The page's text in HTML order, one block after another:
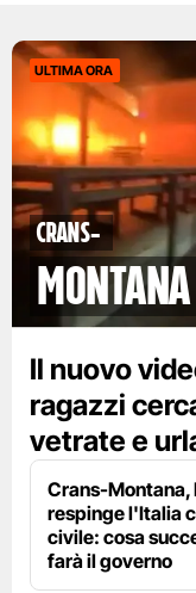
ULTIMA ORA
Crans-
Montana
Il nuovo
ragazzi
vetrate e
Crans-Montana,
respinge l'Italia
civile: cosa
farà il governo